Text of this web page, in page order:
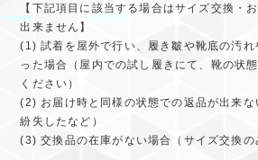
【下記項目に該当する場合はサイズ交換・
出来ません】
(1) 試着を屋外で行い、履き皺や靴底の汚れ
った場合（屋内での試し履きにて、靴の状
ください）
(2) お届け時と同様の状態での返品が出来な
紛失したなど）
(3) 交換品の在庫がない場合（サイズ交換の